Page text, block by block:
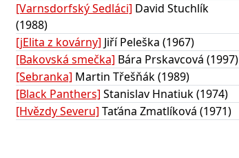
[Varnsdorfský Sedláci] David Stuchlík
(1988)
[jElita z kovárny] Jiří Peleška (1967)
[Bakovská smečka] Bára Prskavcová (1997)
[Sebranka] Martin Třešňák (1989)
[Black Panthers] Stanislav Hnatiuk (1974)
[Hvězdy Severu] Taťána Zmatlíková (1971)